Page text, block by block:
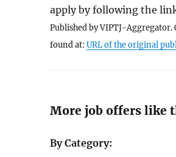
apply by following the
Published by VIPTJ-Aggregator.
found at:URL of the original
More job offers like
By Category: